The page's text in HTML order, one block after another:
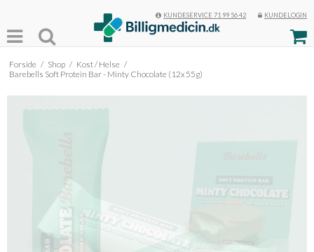
KUNDESERVICE 71 99 56 42 KUNDELOGIN
Forside / Shop / Kost / Helse /
Barebells Soft Protein Bar - Minty Chocolate (12x 55g)